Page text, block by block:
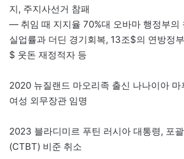
지, 주지사선거 참패
— 취임 때 지지율 70%대 오바마 행정부의
실업률과 더딘 경기회복, 13조$의 연방정
$ 웃돈 재정적자 등
2020 뉴질랜드 마오리족 출신 나나이아 마
여성 외무장관 임명
2023 블라디미르 푸틴 러시아 대통령, 포
(CTBT) 비준 취소